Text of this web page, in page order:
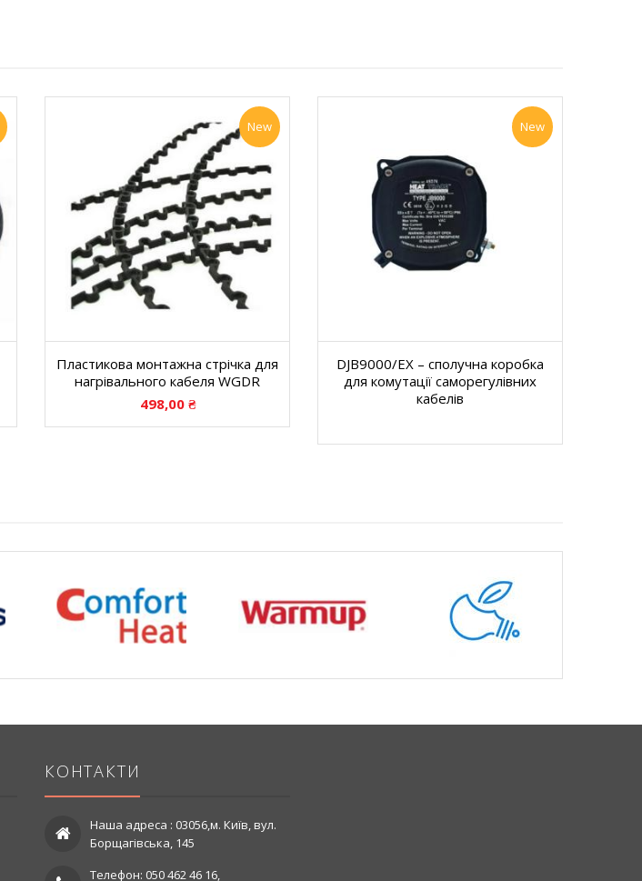
New
Пластикова монтажна стрічка для
нагрівального кабеля WGDR
498,00 ₴
New
DJB9000/EX – сполучна коробка
для комутації саморегулівних
кабелів
КОНТАКТИ
Наша адреса : 03056,м. Київ, вул.
Борщагівська, 145
Телефон: 050 462 46 16,